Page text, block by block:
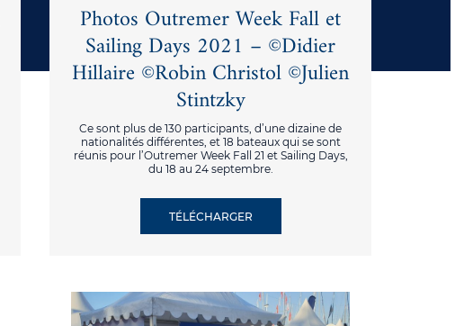
Photos Outremer Week Fall et
Sailing Days 2021 – ©Didier
Hillaire ©Robin Christol ©Julien
Stintzky
Ce sont plus de 130 participants, d’une dizaine de
nationalités différentes, et 18 bateaux qui se sont
réunis pour l’Outremer Week Fall 21 et Sailing Days,
du 18 au 24 septembre.
TÉLÉCHARGER